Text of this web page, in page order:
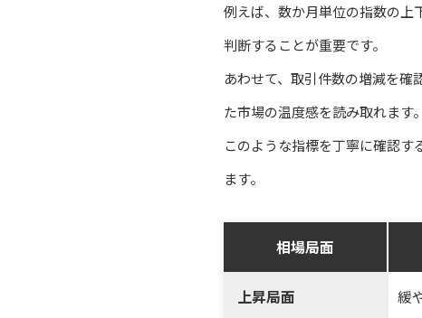
例えば、数か月単位の指数の上
判断することが重要です。
あわせて、取引件数の増減を確
た市場の温度感を読み取れます。
このような指標を丁寧に確認す
ます。
相場局面
上昇局面 緩